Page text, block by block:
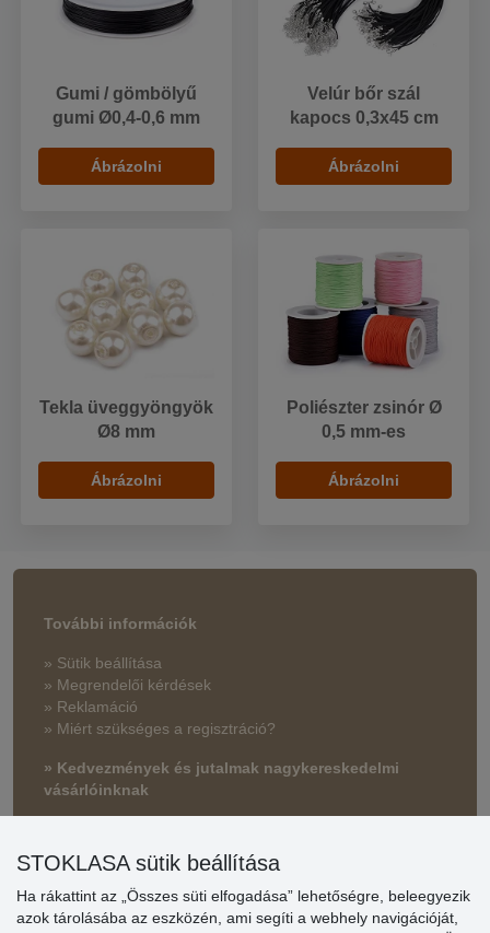
Gumi / gömbölyű
gumi Ø0,4-0,6 mm
Ábrázolni
Velúr bőr szál
kapocs 0,3x45 cm
Ábrázolni
Tekla üveggyöngyök
Ø8 mm
Ábrázolni
Poliészter zsinór Ø
0,5 mm-es
Ábrázolni
További információk
» Sütik beállítása
» Megrendelői kérdések
» Reklamáció
» Miért szükséges a regisztráció?
» Kedvezmények és jutalmak nagykereskedelmi
vásárlóinknak
Vásárlók
STOKLASA sütik beállítása
Ha rákattint az „Összes süti elfogadása” lehetőségre, beleegyezik
azok tárolásába az eszközén, ami segíti a webhely navigációját,